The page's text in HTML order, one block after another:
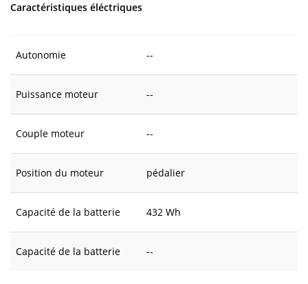
Caractéristiques éléctriques
Autonomie --
Puissance moteur --
Couple moteur --
Position du moteur pédalier
Capacité de la batterie 432 Wh
Capacité de la batterie --